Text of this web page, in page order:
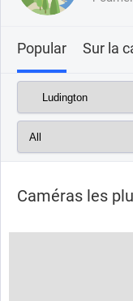
Popular Sur la
Caméras les